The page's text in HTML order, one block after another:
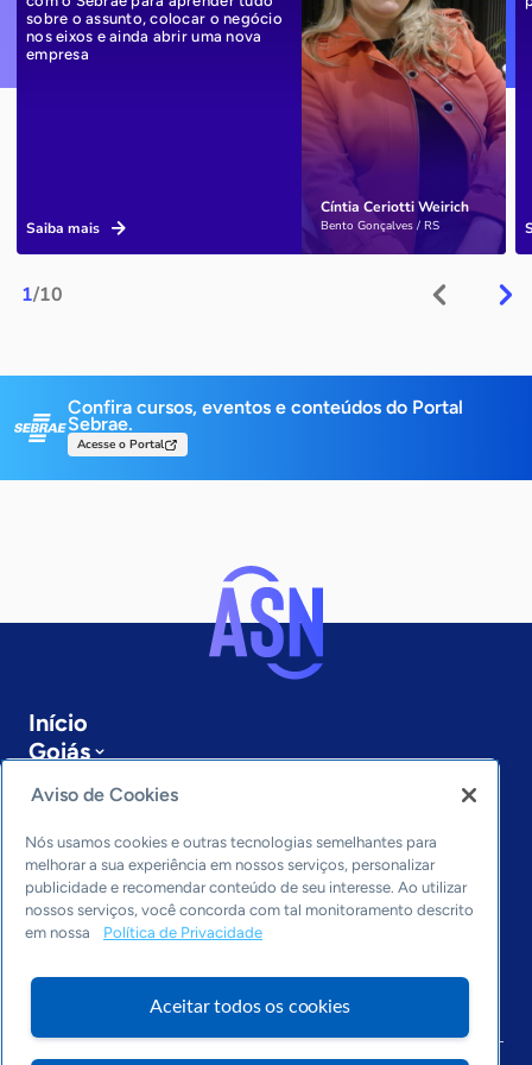
1/10
Cíntia Ceriotti Weirich
Bento Gonçalves / RS
sobre o assunto, colocar o negócio
nos eixos e ainda abrir uma nova
empresa
Saiba mais
Confira cursos, eventos e conteúdos do Portal
Sebrae.
Acesse o Portal
Início
Goiás
Sobre a ASN
Últimas notícias
Entre em contato
Editorias
Economia & Política
Inovação & Tecnologia
Cultura empreendedora
Arquivo
Aviso de Cookies
Nós usamos cookies e outras tecnologias semelhantes para
melhorar a sua experiência em nossos serviços, personalizar
publicidade e recomendar conteúdo de seu interesse. Ao utilizar
nossos serviços, você concorda com tal monitoramento descrito
em nossa
Política de Privacidade
Aceitar todos os cookies